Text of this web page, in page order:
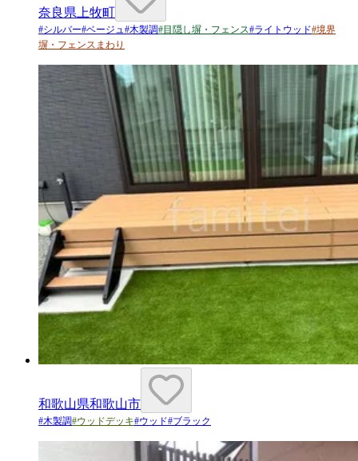
奈良県上牧町
#シルバー#ベージュ#木製調#目隠し塀・フェンス#ライトウッド#境界
塀・フェンスまわり
和歌山県和歌山市
#木製調#ウッドデッキ#ウッド#ブラック